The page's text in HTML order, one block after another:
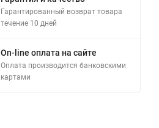
Гарантированный возврат товара
течение 10 дней
On-line оплата на сайте
Оплата производится банковскими
картами